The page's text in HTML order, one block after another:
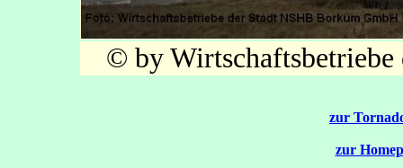
© by
zur
zur